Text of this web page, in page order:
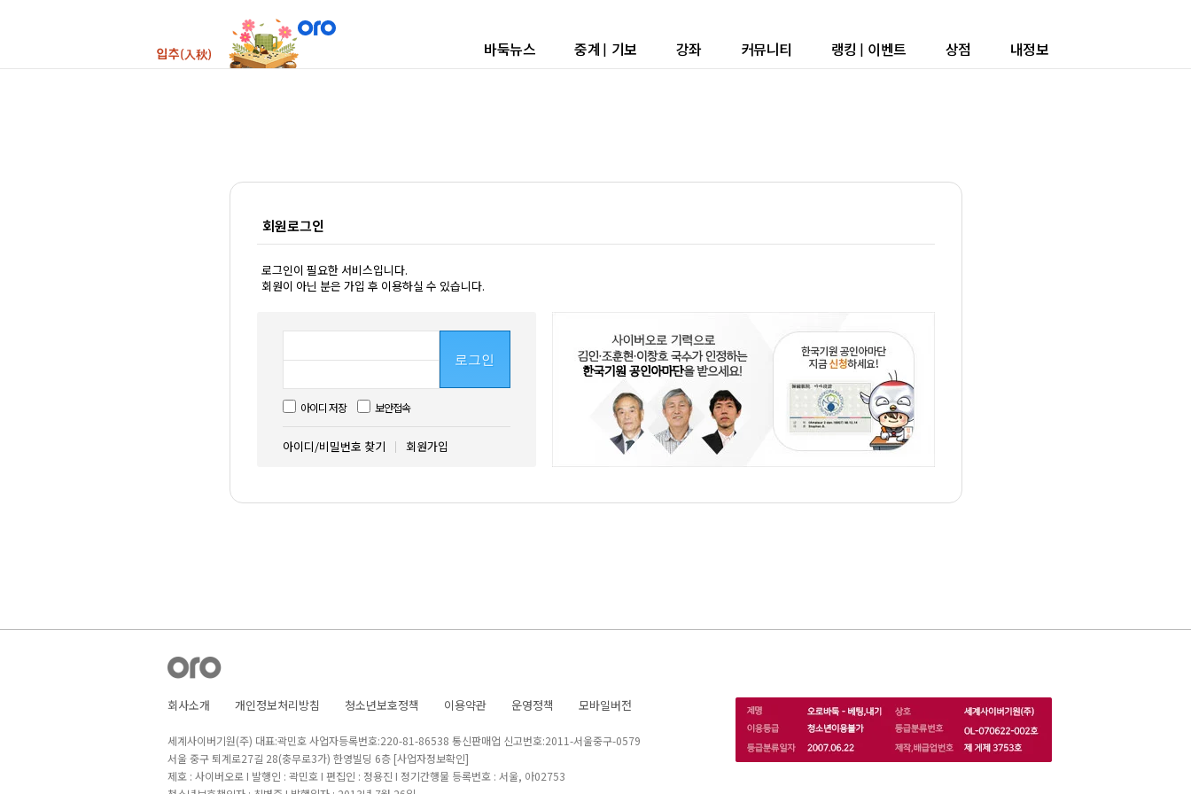
바둑뉴스 중계 | 기보 강좌 커뮤니티 랭킹 | 이벤트 상점 내정보
회원로그인
로그인이 필요한 서비스입니다.
회원이 아닌 분은 가입 후 이용하실 수 있습니다.
로그인
아이디 저장 보안접속
아이디/비밀번호 찾기 회원가입
회사소개 개인정보처리방침 청소년보호정책 이용약관 운영정책 모바일버전
세계사이버기원(주) 대표:곽민호 사업자등록번호:220-81-86538 통신판매업 신고번호:2011-서울중구-0579
서울 중구 퇴계로27길 28(충무로3가) 한영빌딩 6층 [사업자정보확인]
제호 : 사이버오로 I 발행인 : 곽민호 I 편집인 : 정용진 I 정기간행물 등록번호 : 서울, 아02753